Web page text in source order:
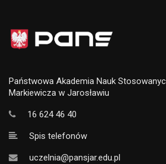
Państwowa Akademia Nauk
Markiewicza w Jarosławiu
16 624 46 40
Spis telefonów
uczelnia@pansjar.edu.pl